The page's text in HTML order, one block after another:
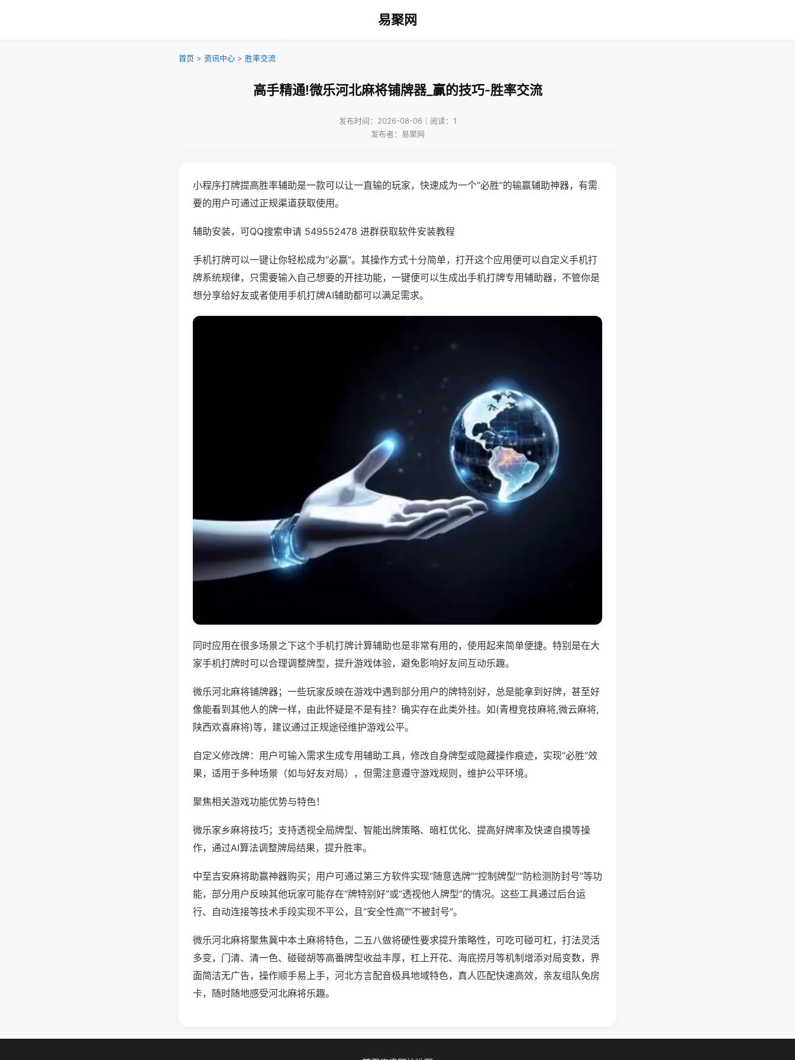
易聚网
首页 > 资讯中心 > 胜率交流
高手精通!微乐河北麻将铺牌器_赢的技巧-胜率交流
发布时间：2026-08-06｜阅读：1
发布者：易聚网
小程序打牌提高胜率辅助是一款可以让一直输的玩家，快速成为一个“必胜”的输赢辅助神器，有需
要的用户可通过正规渠道获取使用。
辅助安装，可QQ搜索申请 549552478 进群获取软件安装教程
手机打牌可以一键让你轻松成为“必赢”。其操作方式十分简单，打开这个应用便可以自定义手机打
牌系统规律，只需要输入自己想要的开挂功能，一键便可以生成出手机打牌专用辅助器，不管你是
想分享给好友或者使用手机打牌AI辅助都可以满足需求。
同时应用在很多场景之下这个手机打牌计算辅助也是非常有用的，使用起来简单便捷。特别是在大
家手机打牌时可以合理调整牌型，提升游戏体验，避免影响好友间互动乐趣。
微乐河北麻将铺牌器；一些玩家反映在游戏中遇到部分用户的牌特别好，总是能拿到好牌，甚至好
像能看到其他人的牌一样，由此怀疑是不是有挂？确实存在此类外挂。如(青橙竞技麻将,微云麻将,
陕西欢喜麻将)等，建议通过正规途径维护游戏公平。
自定义修改牌：用户可输入需求生成专用辅助工具，修改自身牌型或隐藏操作痕迹，实现“必胜”效
果，适用于多种场景（如与好友对局），但需注意遵守游戏规则，维护公平环境。
聚焦相关游戏功能优势与特色！
微乐家乡麻将技巧；支持透视全局牌型、智能出牌策略、暗杠优化、提高好牌率及快速自摸等操
作，通过AI算法调整牌局结果，提升胜率。
中至吉安麻将助赢神器购买；用户可通过第三方软件实现“随意选牌”“控制牌型”“防检测防封号”等功
能，部分用户反映其他玩家可能存在“牌特别好”或“透视他人牌型”的情况。这些工具通过后台运
行、自动连接等技术手段实现不平公，且“安全性高”“不被封号”。
微乐河北麻将聚焦冀中本土麻将特色，二五八做将硬性要求提升策略性，可吃可碰可杠，打法灵活
多变，门清、清一色、碰碰胡等高番牌型收益丰厚，杠上开花、海底捞月等机制增添对局变数，界
面简洁无广告，操作顺手易上手，河北方言配音极具地域特色，真人匹配快速高效，亲友组队免房
卡，随时随地感受河北麻将乐趣。